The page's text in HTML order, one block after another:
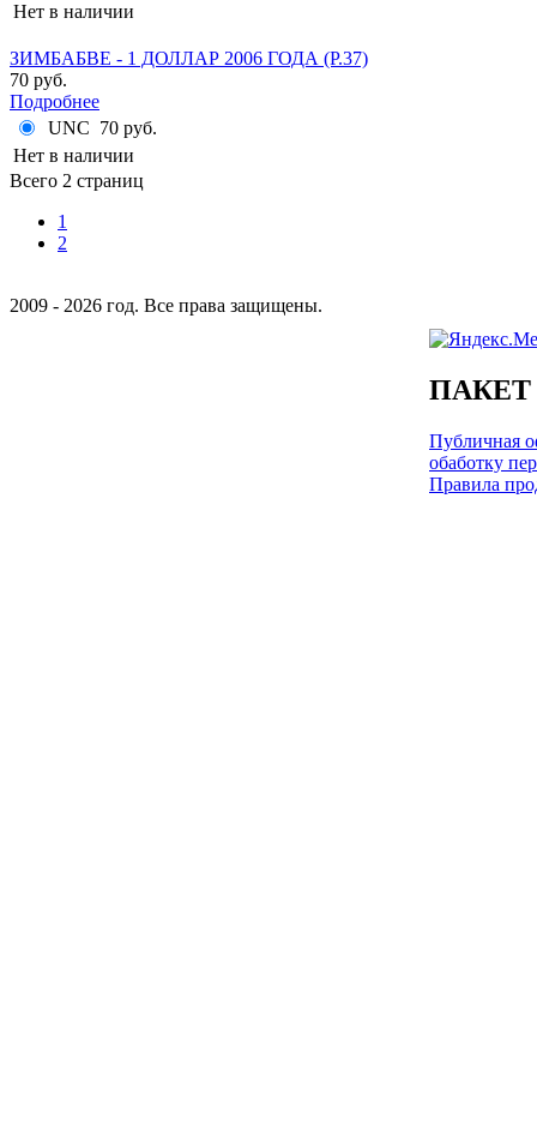
Нет в наличии
ЗИМБАБВЕ - 1 ДОЛЛАР 2006 ГОДА (P.37)
70 руб.
Подробнее
UNC 70 руб.
Нет в наличии
Всего 2 страниц
1
2
2009 - 2026 год. Все права защищены.
Публичная
обаботку
Правила